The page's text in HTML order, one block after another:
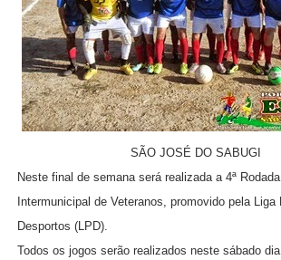
SÃO JOSÉ DO
Neste final de semana será realizada a 4ª
Intermunicipal de Veteranos, promovido pela Liga
Desportos (LPD).
Todos os jogos serão realizados neste sábado